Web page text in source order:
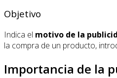
Objetivo
Indica el motivo de la
la compra de un producto,
Importancia de la